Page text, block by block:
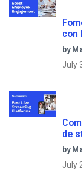
con
by
July
de
by
July